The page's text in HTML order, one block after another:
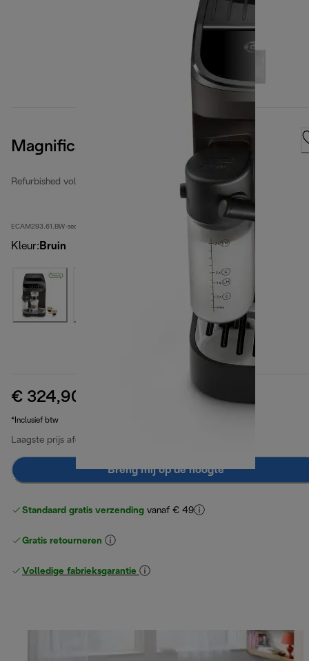
Magnifica Evo
Refurbished volautomatische espressomachine
ECAM293.61.BW-second
Kleur: Bruin
€ 324,90 originele prijs € 529,90
*Inclusief btw
Laagste prijs afgelopen 30 dagen
Breng mij op de hoogte
Standaard gratis verzending vanaf € 49
Gratis retourneren
Volledige fabrieksgarantie